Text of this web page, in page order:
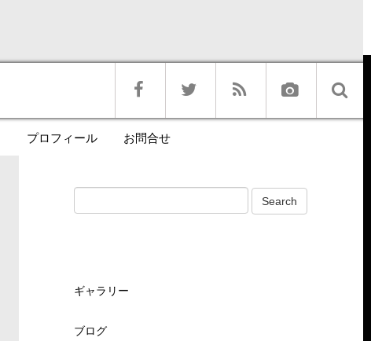
プロフィール お問合せ
ギャラリー
ブログ